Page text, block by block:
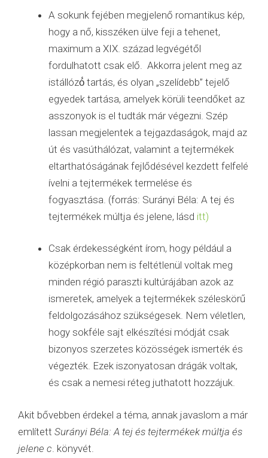
A sokunk fejében megjelenő romantikus kép,
hogy a nő, kisszéken ülve feji a tehenet,
maximum a XIX. század legvégétől
fordulhatott csak elő. Akkorra jelent meg az
istállózó́ tartás, és olyan „szelídebb” tejelő
egyedek tartása, amelyek körüli teendőket az
asszonyok is el tudták már végezni. Szép
lassan megjelentek a tejgazdaságok, majd az
út és vasúthálózat, valamint a tejtermékek
eltarthatóságának fejlődésével kezdett felfelé
ívelni a tejtermékek termelése és
fogyasztása. (forrás: Surányi Béla: A tej és
tejtermékek múltja és jelene, lásd itt)
Csak érdekességként írom, hogy például a
középkorban nem is feltétlenül voltak meg
minden régió paraszti kultúrájában azok az
ismeretek, amelyek a tejtermékek széleskörű
feldolgozásához szükségesek. Nem véletlen,
hogy sokféle sajt elkészítési módját csak
bizonyos szerzetes közösségek ismerték és
végezték. Ezek iszonyatosan drágák voltak,
és csak a nemesi réteg juthatott hozzájuk.
Akit bővebben érdekel a téma, annak javaslom a már
említett Surányi Béla: A tej és tejtermékek múltja és
jelene c . könyvét.